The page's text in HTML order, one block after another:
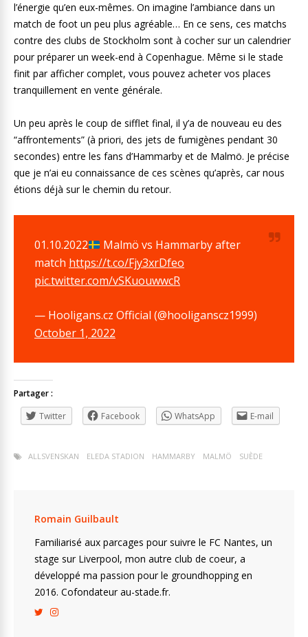
l’énergie qu’en eux-mêmes. On imagine l’ambiance dans un
match de foot un peu plus agréable… En ce sens, ces matchs
contre des clubs de Stockholm sont à cocher sur un calendrier
pour préparer un week-end à Copenhague. Même si le stade
finit par afficher complet, vous pouvez acheter vos places
tranquillement en vente générale.
Un peu après le coup de sifflet final, il y’a de nouveau eu des
“affrontements” (à priori, des jets de fumigènes pendant 30
secondes) entre les fans d’Hammarby et de Malmö. Je précise
que je n’ai eu connaissance de ces scènes qu’après, car nous
étions déjà sur le chemin du retour.
01.10.2022
Malmö vs Hammarby after
match https://t.co/Fjy3xrDfeo
pic.twitter.com/vSKuouwwcR
— Hooligans.cz Official (@hooliganscz1999)
October 1, 2022
Partager :
Twitter
Facebook WhatsApp E-mail
ALLSVENSKAN ELEDA STADION HAMMARBY MALMÖ SUÈDE
Romain Guilbault
Familiarisé aux parcages pour suivre le FC Nantes, un
stage sur Liverpool, mon autre club de coeur, a
développé ma passion pour le groundhopping en
2016. Cofondateur au-stade.fr.